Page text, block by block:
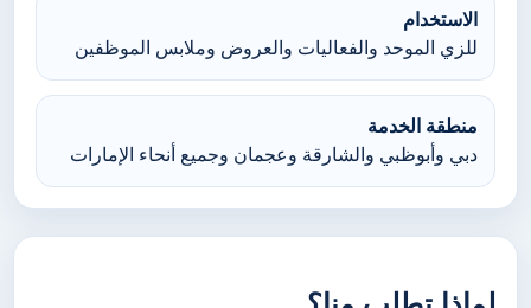
الاستخدام
للزي الموحد والفعاليات والعروض وملابس الموظفين
منطقة الخدمة
دبي وأبوظبي والشارقة وعجمان وجميع أنحاء الإمارات